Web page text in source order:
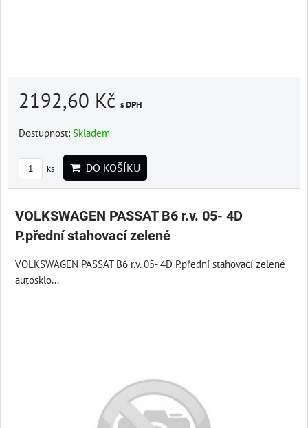
2192,60 Kč s DPH
Dostupnost: Skladem
ks DO KOŠÍKU
VOLKSWAGEN PASSAT B6 r.v. 05- 4D
P.přední stahovací zelené
VOLKSWAGEN PASSAT B6 r.v. 05- 4D P.přední stahovací zelené
autosklo...